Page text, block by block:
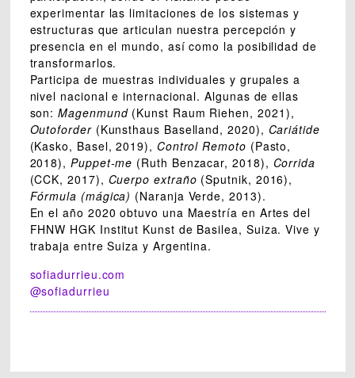
experimentar las limitaciones de los sistemas y
estructuras que articulan nuestra percepción y
presencia en el mundo, así como la posibilidad de
transformarlos.
Participa de muestras individuales y grupales a
nivel nacional e internacional. Algunas de ellas
son:Magenmund(Kunst Raum Riehen, 2021),
Outoforder(Kunsthaus Baselland, 2020), Cariátide
(Kasko, Basel, 2019), Control Remoto (Pasto,
2018), Puppet-me (Ruth Benzacar, 2018), Corrida
(CCK, 2017), Cuerpo extraño (Sputnik, 2016),
Fórmula (mágica) (Naranja Verde, 2013).
En el año 2020 obtuvo una Maestría en Artes del
FHNW HGK Institut Kunst de Basilea, Suiza. Vive y
trabaja entre Suiza y Argentina.
sofiadurrieu.com
@sofiadurrieu